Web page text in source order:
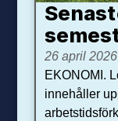
26 april 2026
EKONOMI.
innehåller